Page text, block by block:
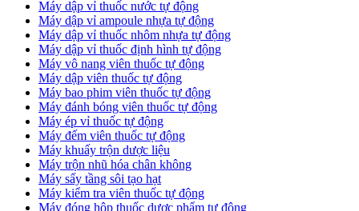
​Máy dập vỉ thuốc nước tự động
Máy dập vỉ ampoule nhựa tự động
Máy dập vỉ thuốc nhôm nhựa tự động
Máy dập vỉ thuốc định hình tự động
Máy vô nang viên thuốc tự động
Máy dập viên thuốc tự động
Máy bao phim viên thuốc tự động
Máy đánh bóng viên thuốc tự động
Máy ép vỉ thuốc tự động
Máy đếm viên thuốc tự động
Máy khuấy trộn dược liệu
Máy trộn nhũ hóa chân không
Máy sấy tầng sôi tạo hạt
Máy kiểm tra viên thuốc tự động
Máy đóng hộp thuốc dược phẩm tự động